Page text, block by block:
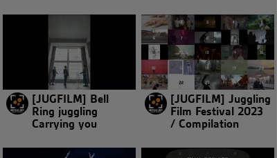
[JUGFILM] Bell
Ring juggling
Carrying you
[JUGFILM] Juggling
Film Festival 2023
/ Compilation